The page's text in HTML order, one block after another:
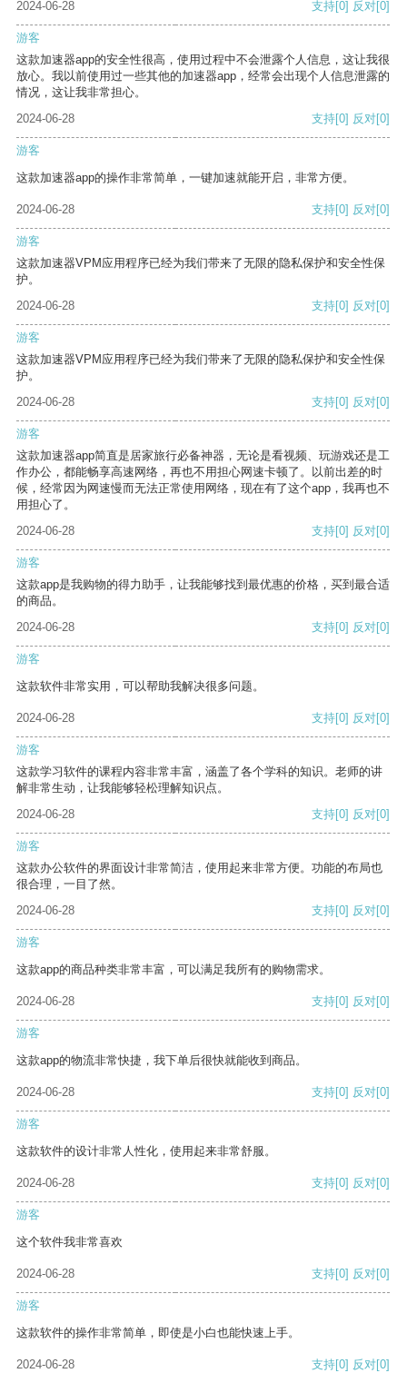
2024-06-28 支持[0] 反对[0]
游客
这款加速器app的安全性很高，使用过程中不会泄露个人信息，这让我很
放心。我以前使用过一些其他的加速器app，经常会出现个人信息泄露的
情况，这让我非常担心。
2024-06-28
支持[0] 反对[0]
游客
这款加速器app的操作非常简单，一键加速就能开启，非常方便。
2024-06-28 支持[0] 反对[0]
游客
这款加速器VPM应用程序已经为我们带来了无限的隐私保护和安全性保
护。
2024-06-28
支持[0] 反对[0]
游客
这款加速器VPM应用程序已经为我们带来了无限的隐私保护和安全性保
护。
2024-06-28
支持[0] 反对[0]
游客
这款加速器app简直是居家旅行必备神器，无论是看视频、玩游戏还是工
作办公，都能畅享高速网络，再也不用担心网速卡顿了。以前出差的时
候，经常因为网速慢而无法正常使用网络，现在有了这个app，我再也不
用担心了。
2024-06-28
支持[0] 反对[0]
游客
这款app是我购物的得力助手，让我能够找到最优惠的价格，买到最合适
的商品。
2024-06-28
支持[0] 反对[0]
游客
这款软件非常实用，可以帮助我解决很多问题。
2024-06-28 支持[0] 反对[0]
游客
这款学习软件的课程内容非常丰富，涵盖了各个学科的知识。老师的讲
解非常生动，让我能够轻松理解知识点。
2024-06-28
支持[0] 反对[0]
游客
这款办公软件的界面设计非常简洁，使用起来非常方便。功能的布局也
很合理，一目了然。
2024-06-28
支持[0] 反对[0]
游客
这款app的商品种类非常丰富，可以满足我所有的购物需求。
2024-06-28 支持[0] 反对[0]
游客
这款app的物流非常快捷，我下单后很快就能收到商品。
2024-06-28 支持[0] 反对[0]
游客
这款软件的设计非常人性化，使用起来非常舒服。
2024-06-28 支持[0] 反对[0]
游客
这个软件我非常喜欢
2024-06-28 支持[0] 反对[0]
游客
这款软件的操作非常简单，即使是小白也能快速上手。
2024-06-28 支持[0] 反对[0]